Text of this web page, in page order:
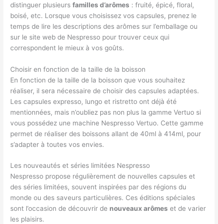
distinguer plusieursfamilles d’arômes : fruité, épicé, floral,
boisé, etc. Lorsque vous choisissez vos capsules, prenez le
temps de lire les descriptions des arômes sur l’emballage ou
sur le site web de Nespresso pour trouver ceux qui
correspondent le mieux à vos goûts.
Choisir en fonction de la taille de la boisson
En fonction de la taille de la boisson que vous souhaitez
réaliser, il sera nécessaire de choisir des capsules adaptées.
Les capsules expresso, lungo et ristretto ont déjà été
mentionnées, mais n’oubliez pas non plus la gamme Vertuo si
vous possédez une machine Nespresso Vertuo. Cette gamme
permet de réaliser des boissons allant de 40ml à 414ml, pour
s’adapter à toutes vos envies.
Les nouveautés et séries limitées Nespresso
Nespresso propose régulièrement de nouvelles capsules et
des séries limitées, souvent inspirées par des régions du
monde ou des saveurs particulières. Ces éditions spéciales
sont l’occasion de découvrir de nouveaux arômes et de varier
les plaisirs.